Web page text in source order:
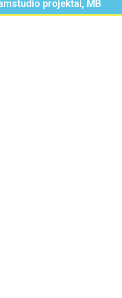
projektai, MB